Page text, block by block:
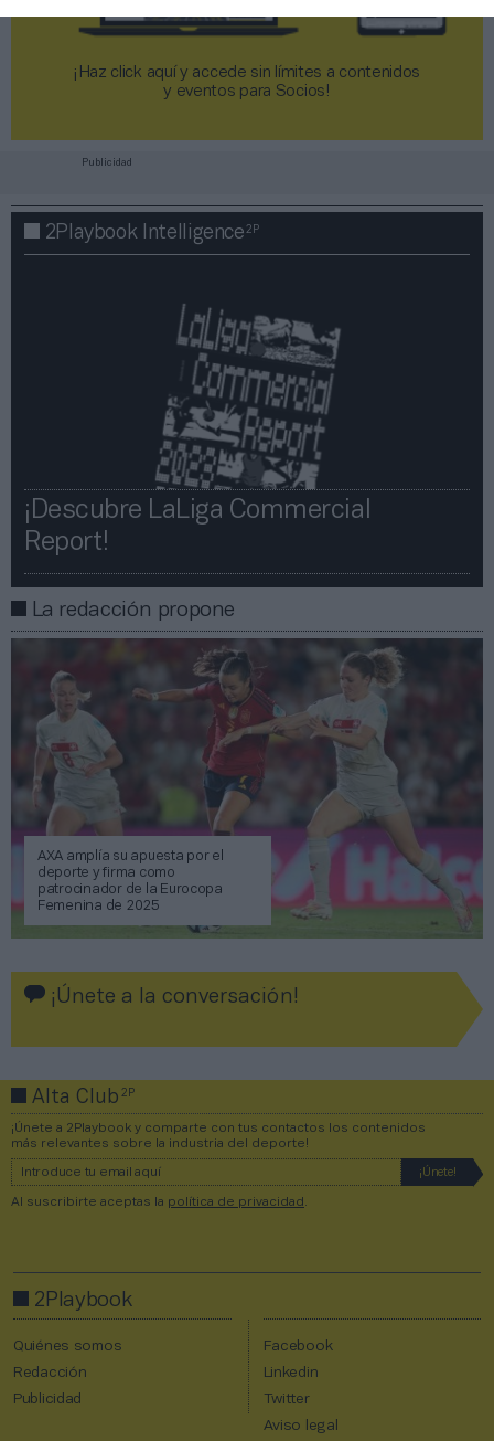
¡Haz click aquí y accede sin límites a contenidos
y eventos para Socios!​​​​​​​
Publicidad
2Playbook Intelligence2P
¡Descubre LaLiga Commercial
Report!​​
La redacción propone
AXA amplía su apuesta por el
deporte y firma como
patrocinador de la Eurocopa
Femenina de 2025
¡Únete a la conversación!
Alta Club2P
¡Únete a 2Playbook y comparte con tus contactos los contenidos
más relevantes sobre la industria del deporte!
Al suscribirte aceptas la política de privacidad .
2Playbook
Quiénes somos
Redacción
Publicidad
Facebook
Linkedin
Twitter
Aviso legal